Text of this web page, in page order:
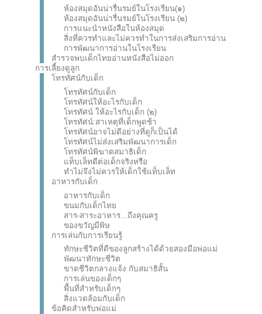
ห้องสมุดอันน่ารื่นรมย์ในโรงเรียน(๑)
ห้องสมุดอันน่ารื่นรมย์ในโรงเรียน (๒)
การแนะนำหนังสือในห้องสมุด
สิ่งที่ควรทำและไม่ควรทำในการส่งเสริมการอ่าน
การพัฒนาการอ่านในโรงเรียน
สำรวจพบเด็กไทยอ่านหนังสือไม่ออก
การเลี้ยงดูลูก
โทรทัศน์กับเด็ก
โทรทัศน์กับเด็ก
โทรทัศน์ให้อะไรกับเด็ก
โทรทัศน์ ให้อะไรกับเด็ก (๒)
โทรทัศน์:สาเหตุที่เด็กพูดช้า
โทรทัศน์อาจไม่ดีอย่างที่ดูก็เป็นได้
โทรทัศน์ไม่ส่งเสริมพัฒนาการเด็ก
โทรทัศน์พิฆาตสมาธิเด็ก
แท็บเล็ทดีต่อเด็กจริงหรือ
ทำไม่จึงไม่ควรให้เด็กใช้แท็บเล็ท
อาหารกับเด็ก
อาหารกับเด็ก
ขนมกับเด็กไทย
สาร-สาระอาหาร...ถึงคุณครู
ของขวัญมีพิษ
การเล่นกับการเรียนรู้
ทักษะชีวิตที่ดีของลูกสร้างได้ด้วยสองมือพ่อแม่
พัฒนาทักษะชีวิต
ขาดชีวิตกลางแจ้ง กับสมาธิสั้น
การเล่นของเด็กๆ
พื้นที่สำหรับเด็กๆ
สิ่งแวดล้อมกับเด็ก
ข้อคิดสำหรับพ่อแม่